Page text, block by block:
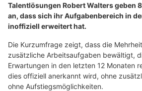
Talentlösungen Robert Walters geben
an, dass sich ihr Aufgabenbereich in
inoffiziell erweitert hat.
Die Kurzumfrage zeigt, dass die
zusätzliche Arbeitsaufgaben bewältigt,
Erwartungen in den letzten 12 Monaten
dies offiziell anerkannt wird, ohne
ohne Aufstiegsmöglichkeiten.